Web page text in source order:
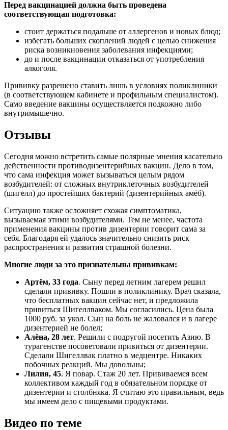
Перед вакцинацией должна быть проведена
соответствующая подготовка:
стоит держаться подальше от аллергенов и новых блюд;
избегать больших скоплений людей с целью снижения
риска возникновения заболевания инфекциями;
до и после вакцинации отказаться от употребления
алкоголя.
Прививку разрешено ставить лишь в условиях поликлиники
(в соответствующем кабинете и профильным специалистом).
Само введение вакцины осуществляется подкожно либо
внутримышечно.
Отзывы
Сегодня можно встретить самые полярные мнения касательно
действенности противодизентерийных вакцин. Дело в том,
что сама инфекция может вызываться целым рядом
возбудителей: от сложных внутриклеточных возбудителей
(шигелл) до простейших бактерий (дизентерийных амёб).
Ситуацию также осложняет схожая симптоматика,
вызываемая этими возбудителями. Тем не менее, частота
применения вакцины против дизентерии говорит сама за
себя. Благодаря ей удалось значительно снизить риск
распространения и развития страшной болезни.
Многие люди за это признательны прививкам:
Артём, 33 года. Сыну перед летним лагерем решил
сделали прививку. Пошли в поликлинику. Врач сказала,
что бесплатных вакцин сейчас нет, и предложила
привиться Шигеллваком. Мы согласились. Цена была
1000 руб. за укол. Сын на боль не жаловался и в лагере
дизентерией не болел;
Алёна, 28 лет. Решили с подругой посетить Азию. В
турагенстве посоветовали привиться от дизентерии.
Сделали Шигеллвак платно в медцентре. Никаких
побочных реакций. Мы довольны;
Лилия, 45. Я повар. Стаж 20 лет. Прививаемся всем
коллективом каждый год в обязательном порядке от
дизентерии и столбняка. Я считаю это правильным, ведь
мы имеем дело с пищевыми продуктами.
Видео по теме